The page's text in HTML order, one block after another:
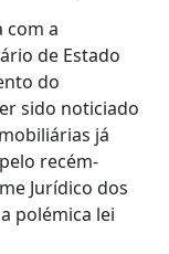
com a
de Estado
do
sido noticiado
já
recém-
Jurídico dos
polémica lei